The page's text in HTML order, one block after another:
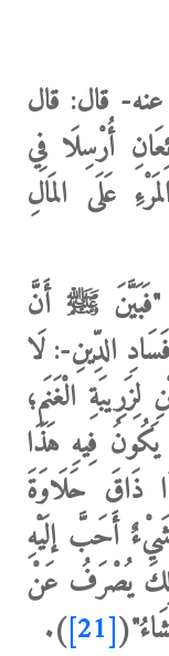
قال: قال
أُرْسِلَا فِي
عَلَى المَالِ
"فَبَيَّنَ ﷺ أَنَّ
الدِّينِ-: لَا
الْغَنَمِ؛
يَكُونُ فِيهِ هَذَا
ذَاقَ حَلَاوَةَ
شَيْءٌ أَحَبَّ إلَيْهِ
يُصْرَفُ عَنْ
[21]
).